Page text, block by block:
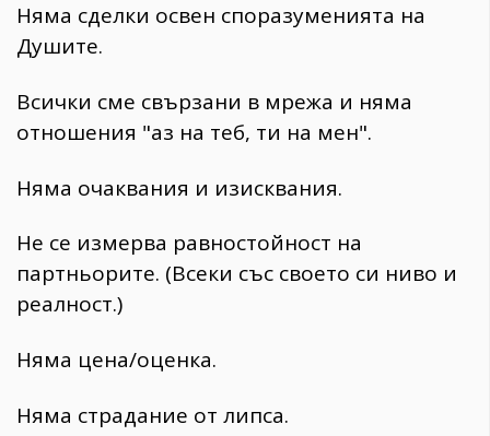
Няма сделки освен споразуменията на
Душите.
Всички сме свързани в мрежа и няма
отношения "аз на теб, ти на мен".
Няма очаквания и изисквания.
Не се измерва равностойност на
партньорите. (Всеки със своето си ниво и
реалност.)
Няма цена/оценка.
Няма страдание от липса.